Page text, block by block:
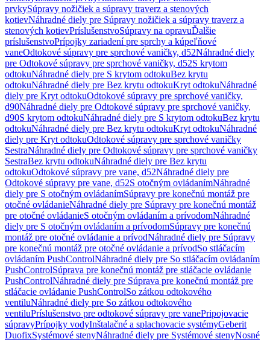
prvkySúpravy nožičiek a súpravy traverz a stenových
kotievNáhradné diely pre Súpravy nožičiek a súpravy traverz a
stenových kotievPríslušenstvoSúpravy na opravuĎalšie
príslušenstvoPrípojky zariadení pre sprchy a kúpeľňové
vaneOdtokové súpravy pre sprchové vaničky, d52Náhradné diely
pre Odtokové súpravy pre sprchové vaničky, d52S krytom
odtokuNáhradné diely pre S krytom odtokuBez krytu
odtokuNáhradné diely pre Bez krytu odtokuKryt odtokuNáhradné
diely pre Kryt odtokuOdtokové súpravy pre sprchové vaničky,
d90Náhradné diely pre Odtokové súpravy pre sprchové vaničky,
d90S krytom odtokuNáhradné diely pre S krytom odtokuBez krytu
odtokuNáhradné diely pre Bez krytu odtokuKryt odtokuNáhradné
diely pre Kryt odtokuOdtokové súpravy pre sprchové vaničky
SestraNáhradné diely pre Odtokové súpravy pre sprchové vaničky
SestraBez krytu odtokuNáhradné diely pre Bez krytu
odtokuOdtokové súpravy pre vane, d52Náhradné diely pre
Odtokové súpravy pre vane, d52S otočným ovládanímNáhradné
diely pre S otočným ovládanímSúpravy pre konečnú montáž pre
otočné ovládanieNáhradné diely pre Súpravy pre konečnú montáž
pre otočné ovládanieS otočným ovládaním a prívodomNáhradné
diely pre S otočným ovládaním a prívodomSúpravy pre konečnú
montáž pre otočné ovládanie a prívodNáhradné diely pre Súpravy
pre konečnú montáž pre otočné ovládanie a prívodSo stláčacím
ovládaním PushControlNáhradné diely pre So stláčacím ovládaním
PushControlSúprava pre konečnú montáž pre stláčacie ovládanie
PushControlNáhradné diely pre Súprava pre konečnú montáž pre
stláčacie ovládanie PushControlSo zátkou odtokového
ventiluNáhradné diely pre So zátkou odtokového
ventiluPríslušenstvo pre odtokové súpravy pre vanePripojovacie
súpravyPrípojky vodyInštalačné a splachovacie systémyGeberit
DuofixSystémové stenyNáhradné diely pre Systémové stenyNosné